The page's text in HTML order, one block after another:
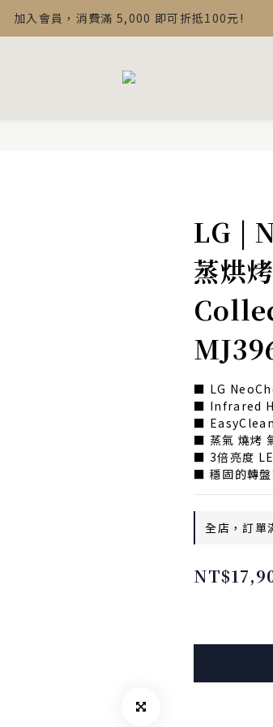
【最新公告】Devialet Mania 盒內配件調整說明
加入會員，消費滿 5,000 即可折抵100元!
LG |
蒸烘
■ LG
■ Infrared
■
■ 蒸氣 燒烤
■ 3倍亮度
■ 穩固的轉盤
全店，訂單